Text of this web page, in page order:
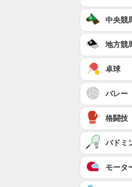
中央競
地方競
卓球
バレー
格闘技
バドミ
モータ